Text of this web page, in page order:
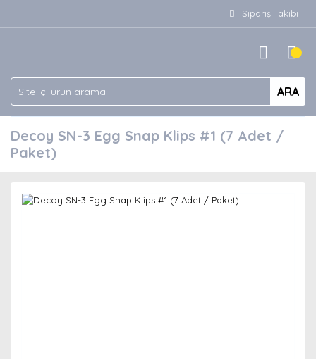
Sipariş Takibi
ARA
Decoy SN-3 Egg Snap Klips #1 (7 Adet /
Paket)